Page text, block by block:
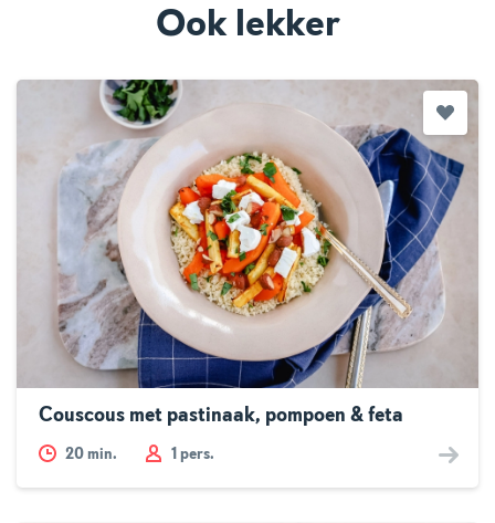
Ook lekker
Couscous met pastinaak, pompoen & feta
20 min. 1 pers.